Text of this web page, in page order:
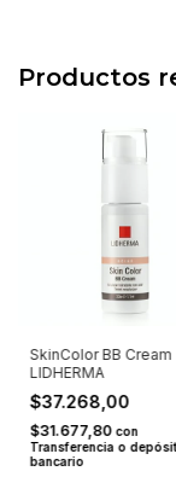
Productos
SkinColor BB Cream
LIDHERMA
$37.268,00
$31.677,80 con
Transferencia o
bancario